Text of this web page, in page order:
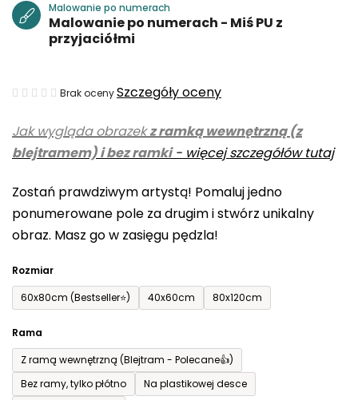
Jak wygląda obrazekz ramką wewnętrzną (z
blejtramem) i bez ramki- więcej szczegółów tutaj
Zostań prawdziwym artystą! Pomaluj jedno
ponumerowane pole za drugim i stwórz unikalny
obraz. Masz go w zasięgu pędzla!
Rozmiar
60x80cm (Bestseller⭐)
40x60cm 80x120cm
Rama
Z ramą wewnętrzną (Blejtram - Polecane👍)
Bez ramy, tylko płótno
Na plastikowej desce
Malowanie po numerach
Malowanie po numerach - Miś PU z
przyjaciółmi
Średnia
produktu
wynosi
na
5
gwiazdek.
Brak ocenySzczegóły oceny